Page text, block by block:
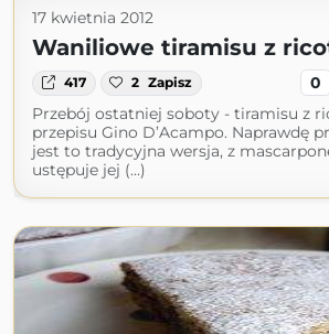
17 kwietnia 2012
Waniliowe tiramisu z
417 2 Zapisz 0
Przebój ostatniej soboty - tiramisu z
przepisu Gino D’Acampo. Naprawdę
jest to tradycyjna wersja, z
ustępuje jej (...)